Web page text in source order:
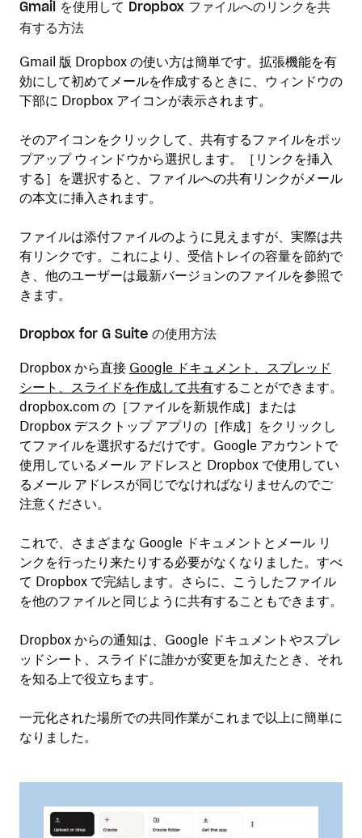
Gmail を使用して Dropbox ファイルへのリンクを共
有する方法
Gmail 版 Dropbox の使い方は簡単です。拡張機能を有
効にして初めてメールを作成するときに、ウィンドウの
下部に Dropbox アイコンが表示されます。
そのアイコンをクリックして、共有するファイルをポッ
プアップ ウィンドウから選択します。［ リンクを挿入
する ］を選択すると、ファイルへの共有リンクがメール
の本文に挿入されます。
ファイルは添付ファイルのように見えますが、実際は共
有リンクです。これにより、受信トレイの容量を節約で
き、他のユーザーは最新バージョンのファイルを参照で
きます。
Dropbox for G Suite の使用方法
Dropbox から直接 Google ドキュメント、スプレッド
シート、スライドを作成して共有することができます。
dropbox.com の［ファイルを新規作成］または
Dropbox デスクトップ アプリの［作成］をクリックし
てファイルを選択するだけです。Google アカウントで
使用しているメール アドレスと Dropbox で使用してい
るメール アドレスが同じでなければなりませんのでご
注意ください。
これで、さまざまな Google ドキュメントとメール リ
ンクを行ったり来たりする必要がなくなりました。すべ
て Dropbox で完結します。さらに、こうしたファイル
を他のファイルと同じように共有することもできます。
Dropbox からの通知は、Google ドキュメントやスプレ
ッドシート、スライドに誰かが変更を加えたとき、それ
を知る上で役立ちます。
一元化された場所での共同作業がこれまで以上に簡単に
なりました。